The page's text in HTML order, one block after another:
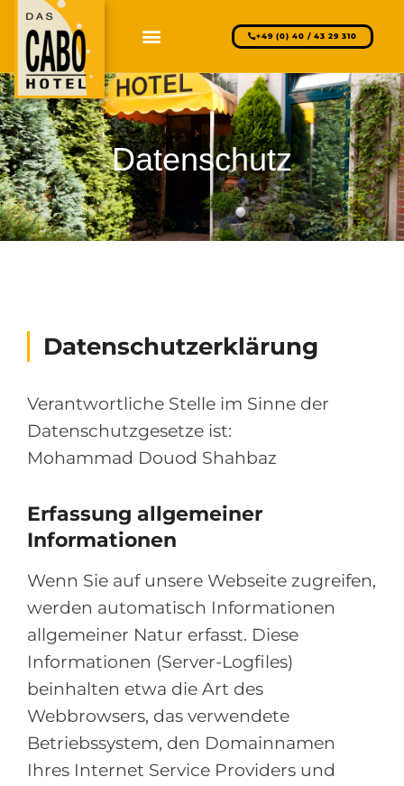
+49 (0) 40 / 43 29 310
Datenschutz
Datenschutzerklärung
Verantwortliche Stelle im Sinne der
Datenschutzgesetze ist:
Mohammad Douod Shahbaz
Erfassung allgemeiner
Informationen
Wenn Sie auf unsere Webseite zugreifen,
werden automatisch Informationen
allgemeiner Natur erfasst. Diese
Informationen (Server-Logfiles)
beinhalten etwa die Art des
Webbrowsers, das verwendete
Betriebssystem, den Domainnamen
Ihres Internet Service Providers und